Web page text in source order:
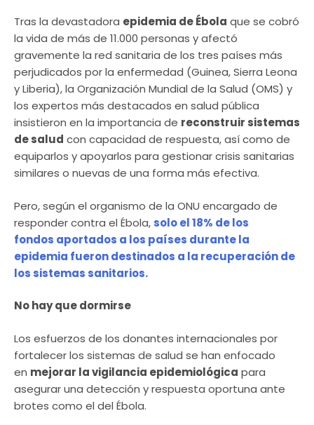
Tras la devastadora epidemia de Ébola que se cobró
la vida de más de 11.000 personas y afectó
gravemente la red sanitaria de los tres países más
perjudicados por la enfermedad (Guinea, Sierra Leona
y Liberia), la Organización Mundial de la Salud (OMS) y
los expertos más destacados en salud pública
insistieron en la importancia de reconstruir sistemas
de salud con capacidad de respuesta, así como de
equiparlos y apoyarlos para gestionar crisis sanitarias
similares o nuevas de una forma más efectiva.
Pero, según el organismo de la ONU encargado de
responder contra el Ébola, solo el 18% de los
fondos aportados a los países durante la
epidemia fueron destinados a la recuperación de
los sistemas sanitarios.
No hay que dormirse
Los esfuerzos de los donantes internacionales por
fortalecer los sistemas de salud se han enfocado
en mejorar la vigilancia epidemiológica para
asegurar una detección y respuesta oportuna ante
brotes como el del Ébola.